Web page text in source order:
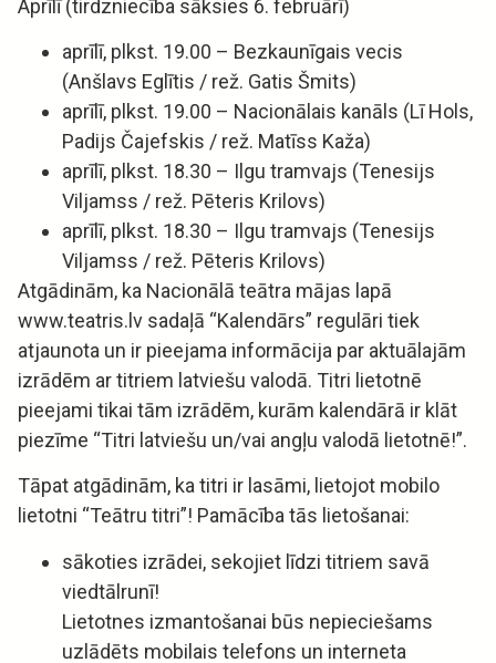
Aprīlī (tirdzniecība sāksies 6. februārī)
aprīlī, plkst. 19.00 – Bezkaunīgais vecis
(Anšlavs Eglītis / rež. Gatis Šmits)
aprīlī, plkst. 19.00 – Nacionālais kanāls (Lī Hols,
Padijs Čajefskis / rež. Matīss Kaža)
aprīlī, plkst. 18.30 – Ilgu tramvajs (Tenesijs
Viljamss / rež. Pēteris Krilovs)
aprīlī, plkst. 18.30 – Ilgu tramvajs (Tenesijs
Viljamss / rež. Pēteris Krilovs)
Atgādinām, ka Nacionālā teātra mājas lapā
www.teatris.lv sadaļā “Kalendārs” regulāri tiek
atjaunota un ir pieejama informācija par aktuālajām
izrādēm ar titriem latviešu valodā. Titri lietotnē
pieejami tikai tām izrādēm, kurām kalendārā ir klāt
piezīme “Titri latviešu un/vai angļu valodā lietotnē!”.
Tāpat atgādinām, ka titri ir lasāmi, lietojot mobilo
lietotni “Teātru titri”! Pamācība tās lietošanai:
sākoties izrādei, sekojiet līdzi titriem savā
viedtālrunī!
Lietotnes izmantošanai būs nepieciešams
uzlādēts mobilais telefons un interneta